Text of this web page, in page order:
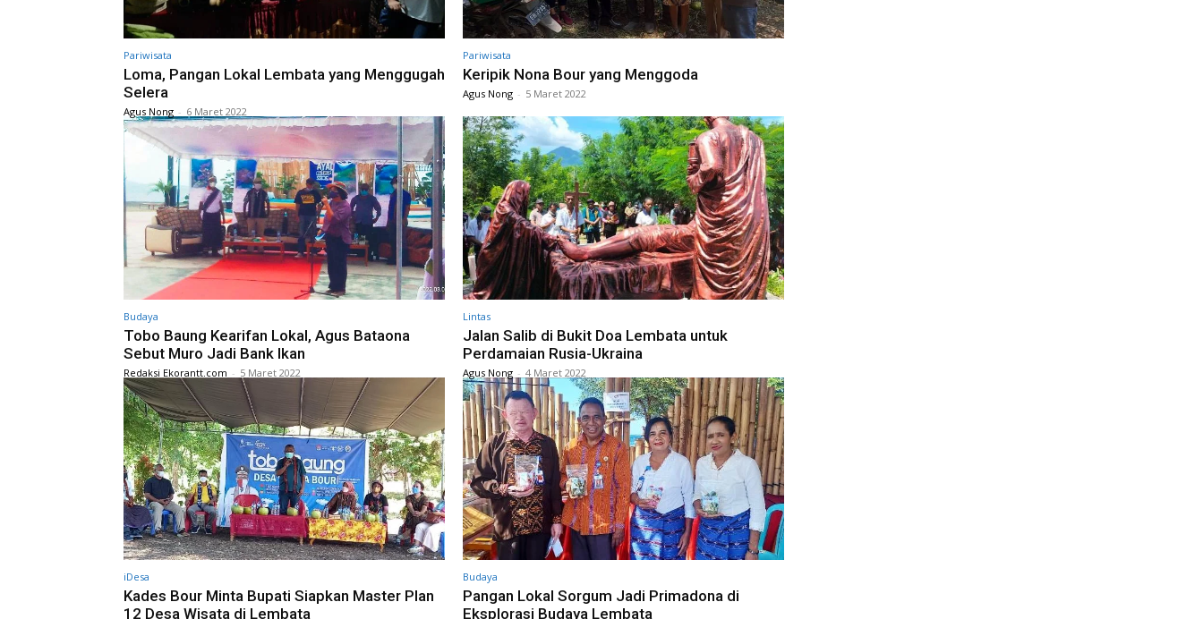
Pariwisata
Loma, Pangan Lokal Lembata yang Menggugah
Selera
Agus Nong - 6 Maret 2022
Pariwisata
Keripik Nona Bour yang Menggoda
Agus Nong - 5 Maret 2022
Budaya
Tobo Baung Kearifan Lokal, Agus Bataona
Sebut Muro Jadi Bank Ikan
Redaksi Ekorantt.com - 5 Maret 2022
Lintas
Jalan Salib di Bukit Doa Lembata untuk
Perdamaian Rusia-Ukraina
Agus Nong - 4 Maret 2022
iDesa
Kades Bour Minta Bupati Siapkan Master Plan
12 Desa Wisata di Lembata
Budaya
Pangan Lokal Sorgum Jadi Primadona di
Eksplorasi Budaya Lembata